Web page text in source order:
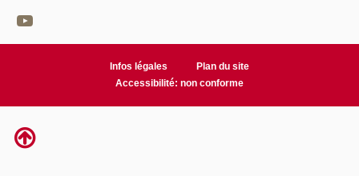
Infos légales
Plan du site
Accessibilité: non conforme